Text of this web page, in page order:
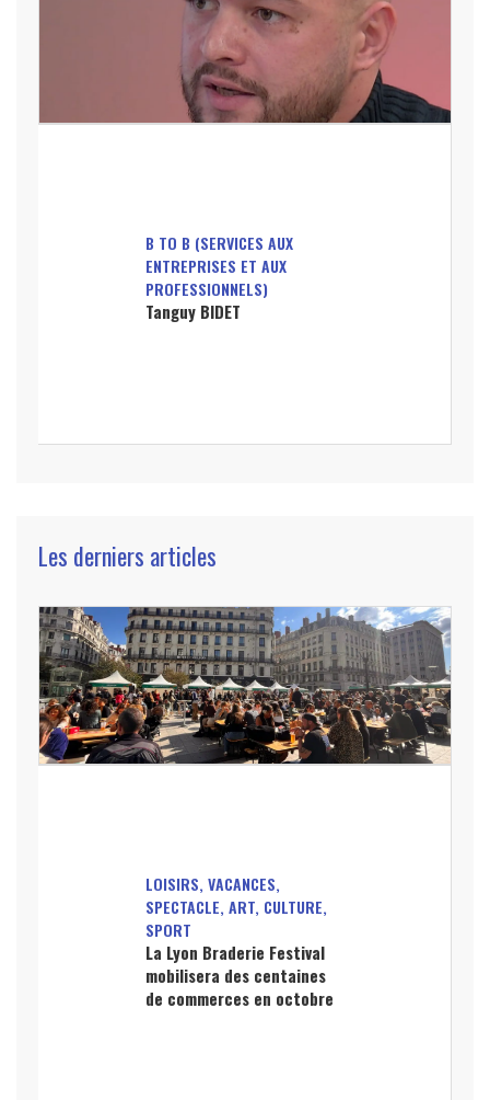
B TO B (SERVICES AUX
ENTREPRISES ET AUX
PROFESSIONNELS)
Tanguy BIDET
Les derniers articles
LOISIRS, VACANCES,
SPECTACLE, ART, CULTURE,
SPORT
La Lyon Braderie Festival
mobilisera des centaines
de commerces en octobre